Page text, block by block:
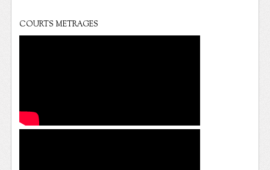
COURTS METRAGES